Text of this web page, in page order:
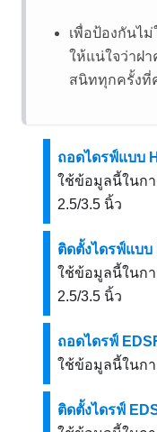
เพื่อป้องกันไ
ให้แน่ใจว่าฝ
สนิททุกครั้งที่
ถอดไดรฟ์แบบ
ใช้ข้อมูลนี้ในก
2.5/3.5 นิ้ว
ติดตั้งไดรฟ์แบบ
ใช้ข้อมูลนี้ในกา
2.5/3.5 นิ้ว
ถอดไดรฟ์
ใช้ข้อมูลนี้ในก
ติดตั้งไดรฟ์